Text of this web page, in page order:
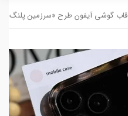
قاب گوشی آیفون طرح «سرزمین